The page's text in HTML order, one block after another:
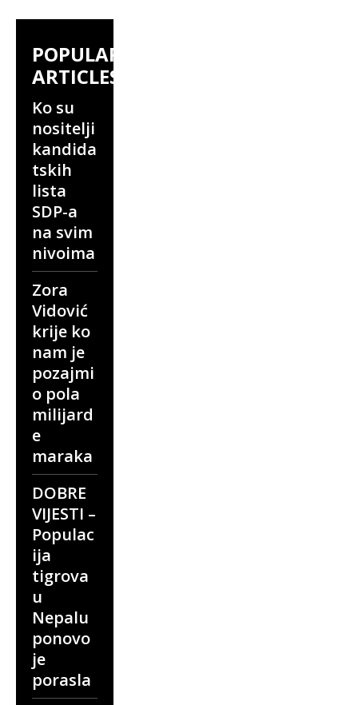
POPULAR
ARTICLES
Ko su
nositelji
kandida
tskih
lista
SDP-a
na svim
nivoima
Zora
Vidović
krije ko
nam je
pozajmi
o pola
milijard
e
maraka
DOBRE
VIJESTI –
Populac
ija
tigrova
u
Nepalu
ponovo
je
porasla